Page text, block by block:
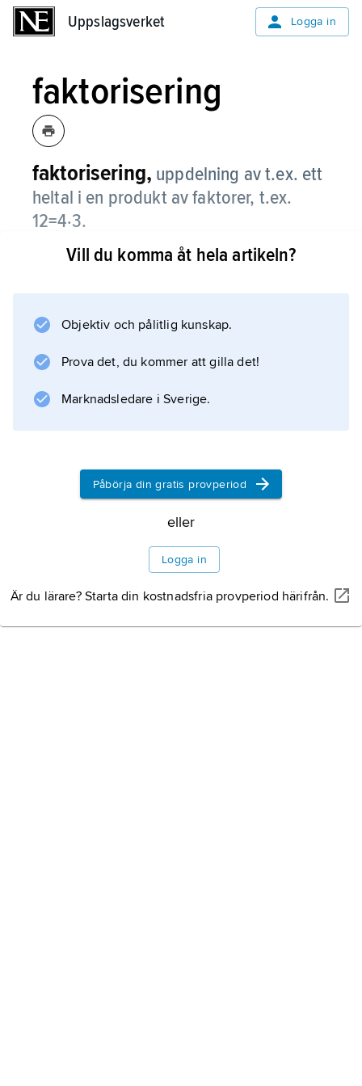
Uppslagsverket Logga in
faktorisering
faktorisering, uppdelning av t.ex. ett
heltal i en produkt av faktorer, t.ex.
12=4·3.
Varje heltal större än 1 kan faktoriseras i en
12=2·2·3. Även polynom kan faktoriseras på
är numeriskt en lätt operation, medan
faktorisering av tal med stora primfaktorer
Information om artikeln
Vill du komma åt hela artikeln?
Objektiv och pålitlig kunskap.
Prova det, du kommer att gilla det!
Marknadsledare i Sverige.
Påbörja din gratis provperiod
eller
Logga in
Är du lärare? Starta din kostnadsfria provperiod härifrån.